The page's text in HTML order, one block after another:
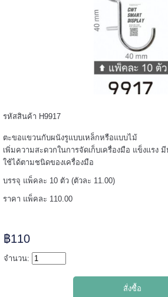
รหัสสินค้า H9917
ตะขอแขวนกับผนังรูแบบเหล็กหรือแบบไม้
เพิ่มความสะดวกในการจัดเก็บเครื่องมือ แข็งแรง
ใช้ได้ตามชนิดของเครื่องมือ
บรรจุ แพ็คละ 10 ตัว (ตัวละ 11.00)
ราคา แพ็คละ 110.00
฿110
จำนวน: